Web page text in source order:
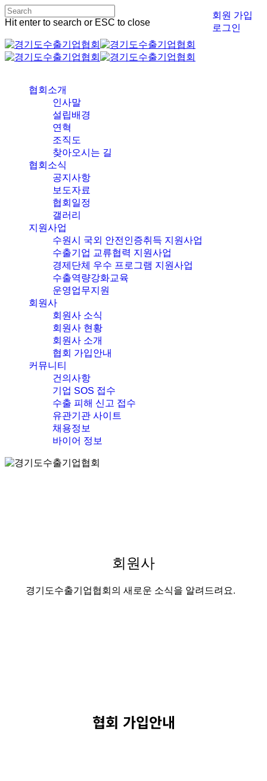
Skip
to
content
Hit enter to search or ESC to close
Search
협회소개
인사말
설립배경
연혁
조직도
찾아오시는 길
협회소식
공지사항
보도자료
협회일정
갤러리
지원사업
수원시 국외 안전인증취득 지원사업
수출기업 교류협력 지원사업
경제단체 우수 프로그램 지원사업
수출역량강화교육
운영업무지원
회원사
회원사 소식
회원사 현황
회원사 소개
협회 가입안내
커뮤니티
건의사항
기업 SOS 접수
수출 피해 신고 접수
유관기관 사이트
채용정보
바이어 정보
회원 가입
로그인
회원사
경기도수출기업협회의 새로운 소식을 알려드려요.
협회 가입안내